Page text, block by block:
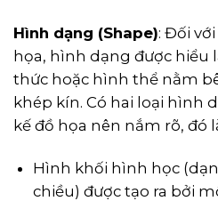
Hình dạng (Shape): Đối
họa, hình dạng được hiểu
thức hoặc hình thể nằm
khép kín. Có hai loại hình
kế đồ họa nên nắm rõ, đó
Hình khối hình học
chiều) được tạo ra bởi